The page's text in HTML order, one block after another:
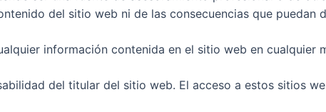
del sitio web ni de las consecuencias que puedan
información contenida en el sitio web en cualquier
del titular del sitio web. El acceso a estos sitios